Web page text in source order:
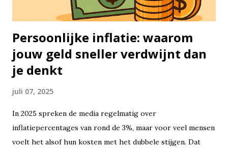
om dat structureel goed te doen...
Persoonlijke inflatie: waarom
jouw geld sneller verdwijnt dan
je denkt
juli 07, 2025
In 2025 spreken de media regelmatig over
inflatiepercentages van rond de 3%, maar voor veel mensen
voelt het alsof hun kosten met het dubbele stijgen. Dat